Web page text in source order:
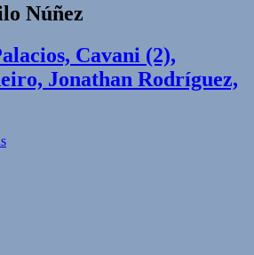
Núñez
Cavani (2),
Jonathan Rodríguez,